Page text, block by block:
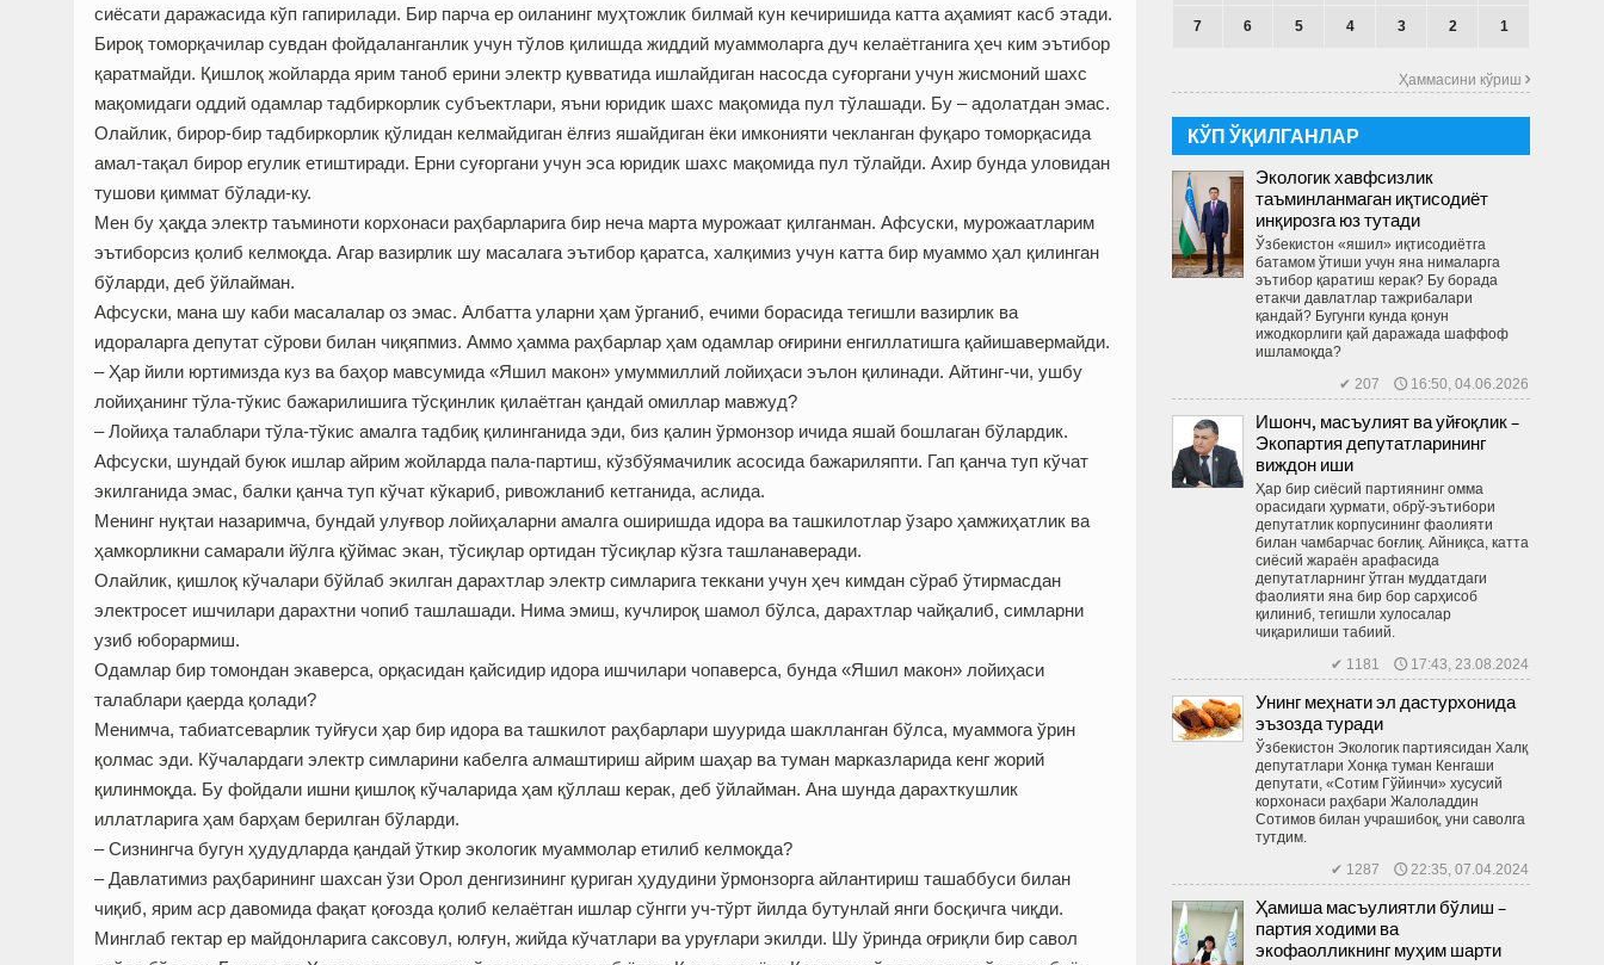
сиёсати даражасида кўп гапирилади. Бир парча ер оиланинг муҳтожлик билмай кун кечиришида катта аҳамият касб этади.
Бироқ томорқачилар сувдан фойдаланганлик учун тўлов қилишда жиддий муаммоларга дуч келаётганига ҳеч ким эътибор
қаратмайди. Қишлоқ жойларда ярим таноб ерини электр қувватида ишлайдиган насосда суғоргани учун жисмоний шахс
мақомидаги оддий одамлар тадбиркорлик субъектлари, яъни юридик шахс мақомида пул тўлашади. Бу – адолатдан эмас.
Олайлик, бирор-бир тадбиркорлик қўлидан келмайдиган ёлғиз яшайдиган ёки имконияти чекланган фуқаро томорқасида
амал-тақал бирор егулик етиштиради. Ерни суғоргани учун эса юридик шахс мақомида пул тўлайди. Ахир бунда уловидан
тушови қиммат бўлади-ку.
Мен бу ҳақда электр таъминоти корхонаси раҳбарларига бир неча марта мурожаат қилганман. Афсуски, мурожаатларим
эътиборсиз қолиб келмоқда. Агар вазирлик шу масалага эътибор қаратса, халқимиз учун катта бир муаммо ҳал қилинган
бўларди, деб ўйлайман.
Афсуски, мана шу каби масалалар оз эмас. Албатта уларни ҳам ўрганиб, ечими борасида тегишли вазирлик ва
идораларга депутат сўрови билан чиқяпмиз. Аммо ҳамма раҳбарлар ҳам одамлар оғирини енгиллатишга қайишавермайди.
– Ҳар йили юртимизда куз ва баҳор мавсумида «Яшил макон» умуммиллий лойиҳаси эълон қилинади. Айтинг-чи, ушбу
лойиҳанинг тўла-тўкис бажарилишига тўсқинлик қилаётган қандай омиллар мавжуд?
– Лойиҳа талаблари тўла-тўкис амалга тадбиқ қилинганида эди, биз қалин ўрмонзор ичида яшай бошлаган бўлардик.
Афсуски, шундай буюк ишлар айрим жойларда пала-партиш, кўзбўямачилик асосида бажариляпти. Гап қанча туп кўчат
экилганида эмас, балки қанча туп кўчат кўкариб, ривожланиб кетганида, аслида.
Менинг нуқтаи назаримча, бундай улуғвор лойиҳаларни амалга оширишда идора ва ташкилотлар ўзаро ҳамжиҳатлик ва
ҳамкорликни самарали йўлга қўймас экан, тўсиқлар ортидан тўсиқлар кўзга ташланаверади.
Олайлик, қишлоқ кўчалари бўйлаб экилган дарахтлар электр симларига теккани учун ҳеч кимдан сўраб ўтирмасдан
электросет ишчилари дарахтни чопиб ташлашади. Нима эмиш, кучлироқ шамол бўлса, дарахтлар чайқалиб, симларни
узиб юборармиш.
Одамлар бир томондан экаверса, орқасидан қайсидир идора ишчилари чопаверса, бунда «Яшил макон» лойиҳаси
талаблари қаерда қолади?
Менимча, табиатсеварлик туйғуси ҳар бир идора ва ташкилот раҳбарлари шуурида шаклланган бўлса, муаммога ўрин
қолмас эди. Кўчалардаги электр симларини кабелга алмаштириш айрим шаҳар ва туман марказларида кенг жорий
қилинмоқда. Бу фойдали ишни қишлоқ кўчаларида ҳам қўллаш керак, деб ўйлайман. Ана шунда дарахткушлик
иллатларига ҳам барҳам берилган бўларди.
– Сизнингча бугун ҳудудларда қандай ўткир экологик муаммолар етилиб келмоқда?
– Давлатимиз раҳбарининг шахсан ўзи Орол денгизининг қуриган ҳудудини ўрмонзорга айлантириш ташаббуси билан
чиқиб, ярим аср давомида фақат қоғозда қолиб келаётган ишлар сўнгги уч-тўрт йилда бутунлай янги босқичга чиқди.
Минглаб гектар ер майдонларига саксовул, юлғун, жийда кўчатлари ва уруғлари экилди. Шу ўринда оғриқли бир савол
7 6 5 4 3 2 1
Ҳаммасини кўриш 
КЎП ЎҚИЛГАНЛАР
Экологик хавфсизлик
таъминланмаган иқтисодиёт
инқирозга юз тутади
Ўзбекистон «яшил» иқтисодиётга
батамом ўтиши учун яна нималарга
эътибор қаратиш керак? Бу борада
етакчи давлатлар тажрибалари
қандай? Бугунги кунда қонун
ижодкорлиги қай даражада шаффоф
ишламоқда?
✔ 207 🕔 16:50, 04.06.2026
Ишонч, масъулият ва уйғоқлик –
Экопартия депутатларининг
виждон иши
Ҳар бир сиёсий партиянинг омма
орасидаги ҳурмати, обрў-эътибори
депутатлик корпусининг фаолияти
билан чамбарчас боғлиқ. Айниқса, катта
сиёсий жараён арафасида
депутатларнинг ўтган муддатдаги
фаолияти яна бир бор сарҳисоб
қилиниб, тегишли хулосалар
чиқарилиши табиий.
✔ 1181 🕔 17:43, 23.08.2024
Унинг меҳнати эл дастурхонида
эъзозда туради
Ўзбекистон Экологик партиясидан Халқ
депутатлари Хонқа туман Кенгаши
депутати, «Сотим Гўйинчи» хусусий
корхонаси раҳбари Жалоладдин
Сотимов билан учрашибоқ, уни саволга
тутдим.
✔ 1287 🕔 22:35, 07.04.2024
Ҳамиша масъулиятли бўлиш –
партия ходими ва
экофаолликнинг муҳим шарти